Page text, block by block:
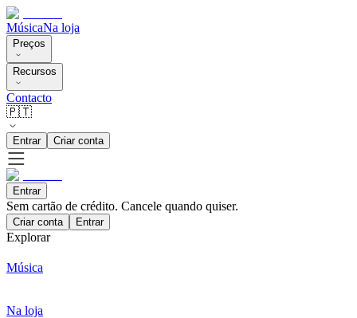
MúsicaNa loja
Preços
Recursos
Contacto
🇵🇹
Entrar Criar conta
Entrar
Sem cartão de crédito. Cancele quando quiser.
Criar conta Entrar
Explorar
Música
Na loja